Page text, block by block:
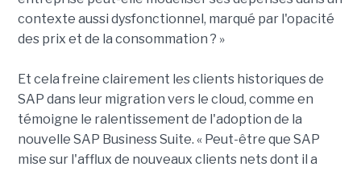
contexte aussi dysfonctionnel, marqué par l'opacité
des prix et de la consommation ? »
Et cela freine clairement les clients historiques de
SAP dans leur migration vers le cloud, comme en
témoigne le ralentissement de l'adoption de la
nouvelle SAP Business Suite. « Peut-être que SAP
mise sur l'afflux de nouveaux clients nets dont il a